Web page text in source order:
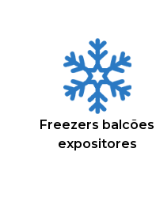
Freezers balcões
expositores